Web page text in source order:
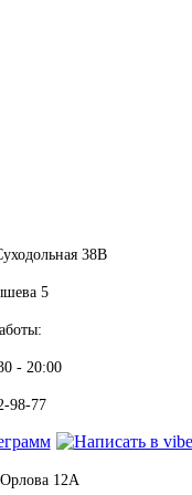
38В
5
- 20:00
98-77
12А